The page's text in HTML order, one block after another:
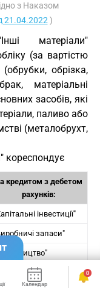
з Наказом
21.04.2022 )
матеріали"
(за вартістю
обрізка,
матеріальні
засобів, які
паливо або
(металобрухт,
кореспондує
кредитом з дебетом
рахунків:
інвестиції"
запаси"
у виробництві"
Календар Сервіси
0